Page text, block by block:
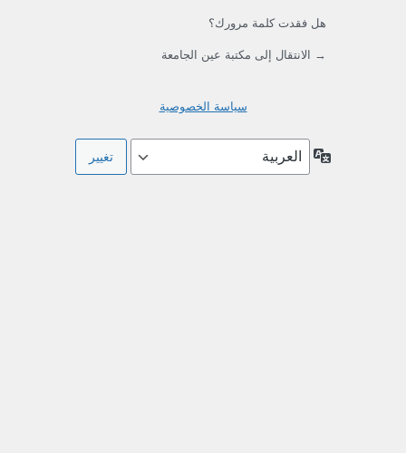
هل فقدت كلمة مرورك؟
→ الانتقال إلى مكتبة عين الجامعة
سياسة الخصوصية
اللغة